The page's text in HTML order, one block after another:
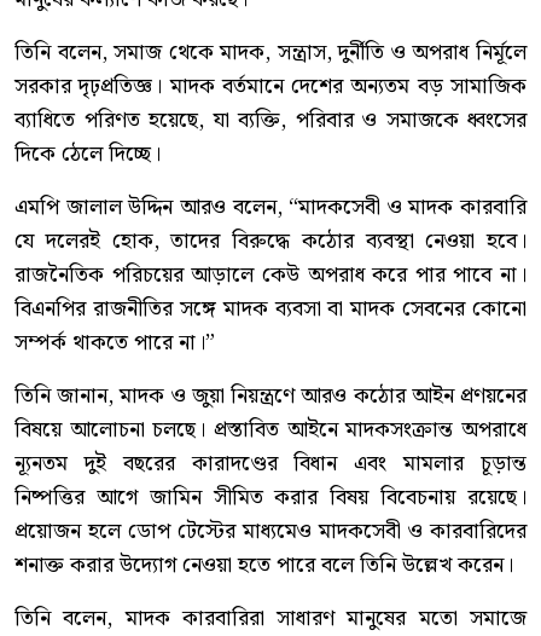
তিনি বলেন, সমাজ থেকে মাদক, সন্ত্রাস, দুর্নীতি ও অপরাধ নির্মূলে
সরকার দৃঢ়প্রতিজ্ঞ। মাদক বর্তমানে দেশের অন্যতম বড় সামাজিক
ব্যাধিতে পরিণত হয়েছে, যা ব্যক্তি, পরিবার ও সমাজকে ধ্বংসের
দিকে ঠেলে দিচ্ছে।
এমপি জালাল উদ্দিন আরও বলেন, “মাদকসেবী ও মাদক কারবারি
যে দলেরই হোক, তাদের বিরুদ্ধে কঠোর ব্যবস্থা নেওয়া হবে।
রাজনৈতিক পরিচয়ের আড়ালে কেউ অপরাধ করে পার পাবে না।
বিএনপির রাজনীতির সঙ্গে মাদক ব্যবসা বা মাদক সেবনের কোনো
সম্পর্ক থাকতে পারে না।”
তিনি জানান, মাদক ও জুয়া নিয়ন্ত্রণে আরও কঠোর আইন প্রণয়নের
বিষয়ে আলোচনা চলছে। প্রস্তাবিত আইনে মাদকসংক্রান্ত অপরাধে
ন্যূনতম দুই বছরের কারাদণ্ডের বিধান এবং মামলার চূড়ান্ত
নিষ্পত্তির আগে জামিন সীমিত করার বিষয় বিবেচনায় রয়েছে।
প্রয়োজন হলে ডোপ টেস্টের মাধ্যমেও মাদকসেবী ও কারবারিদের
শনাক্ত করার উদ্যোগ নেওয়া হতে পারে বলে তিনি উল্লেখ করেন।
তিনি বলেন, মাদক কারবারিরা সাধারণ মানুষের মতো সমাজে